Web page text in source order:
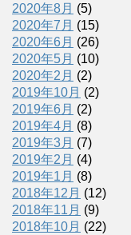
2020年8月 (5)
2020年7月 (15)
2020年6月 (26)
2020年5月 (10)
2020年2月 (2)
2019年10月 (2)
2019年6月 (2)
2019年4月 (8)
2019年3月 (7)
2019年2月 (4)
2019年1月 (8)
2018年12月 (12)
2018年11月 (9)
2018年10月 (22)